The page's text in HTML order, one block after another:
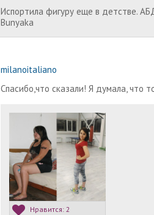
Испортила фигуру еще в детстве.
Bunyaka
milanoitaliano
Спасибо,что сказали! Я думала, что
Нравится: 2